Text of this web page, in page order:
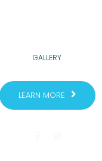
GALLERY
LEARN MORE